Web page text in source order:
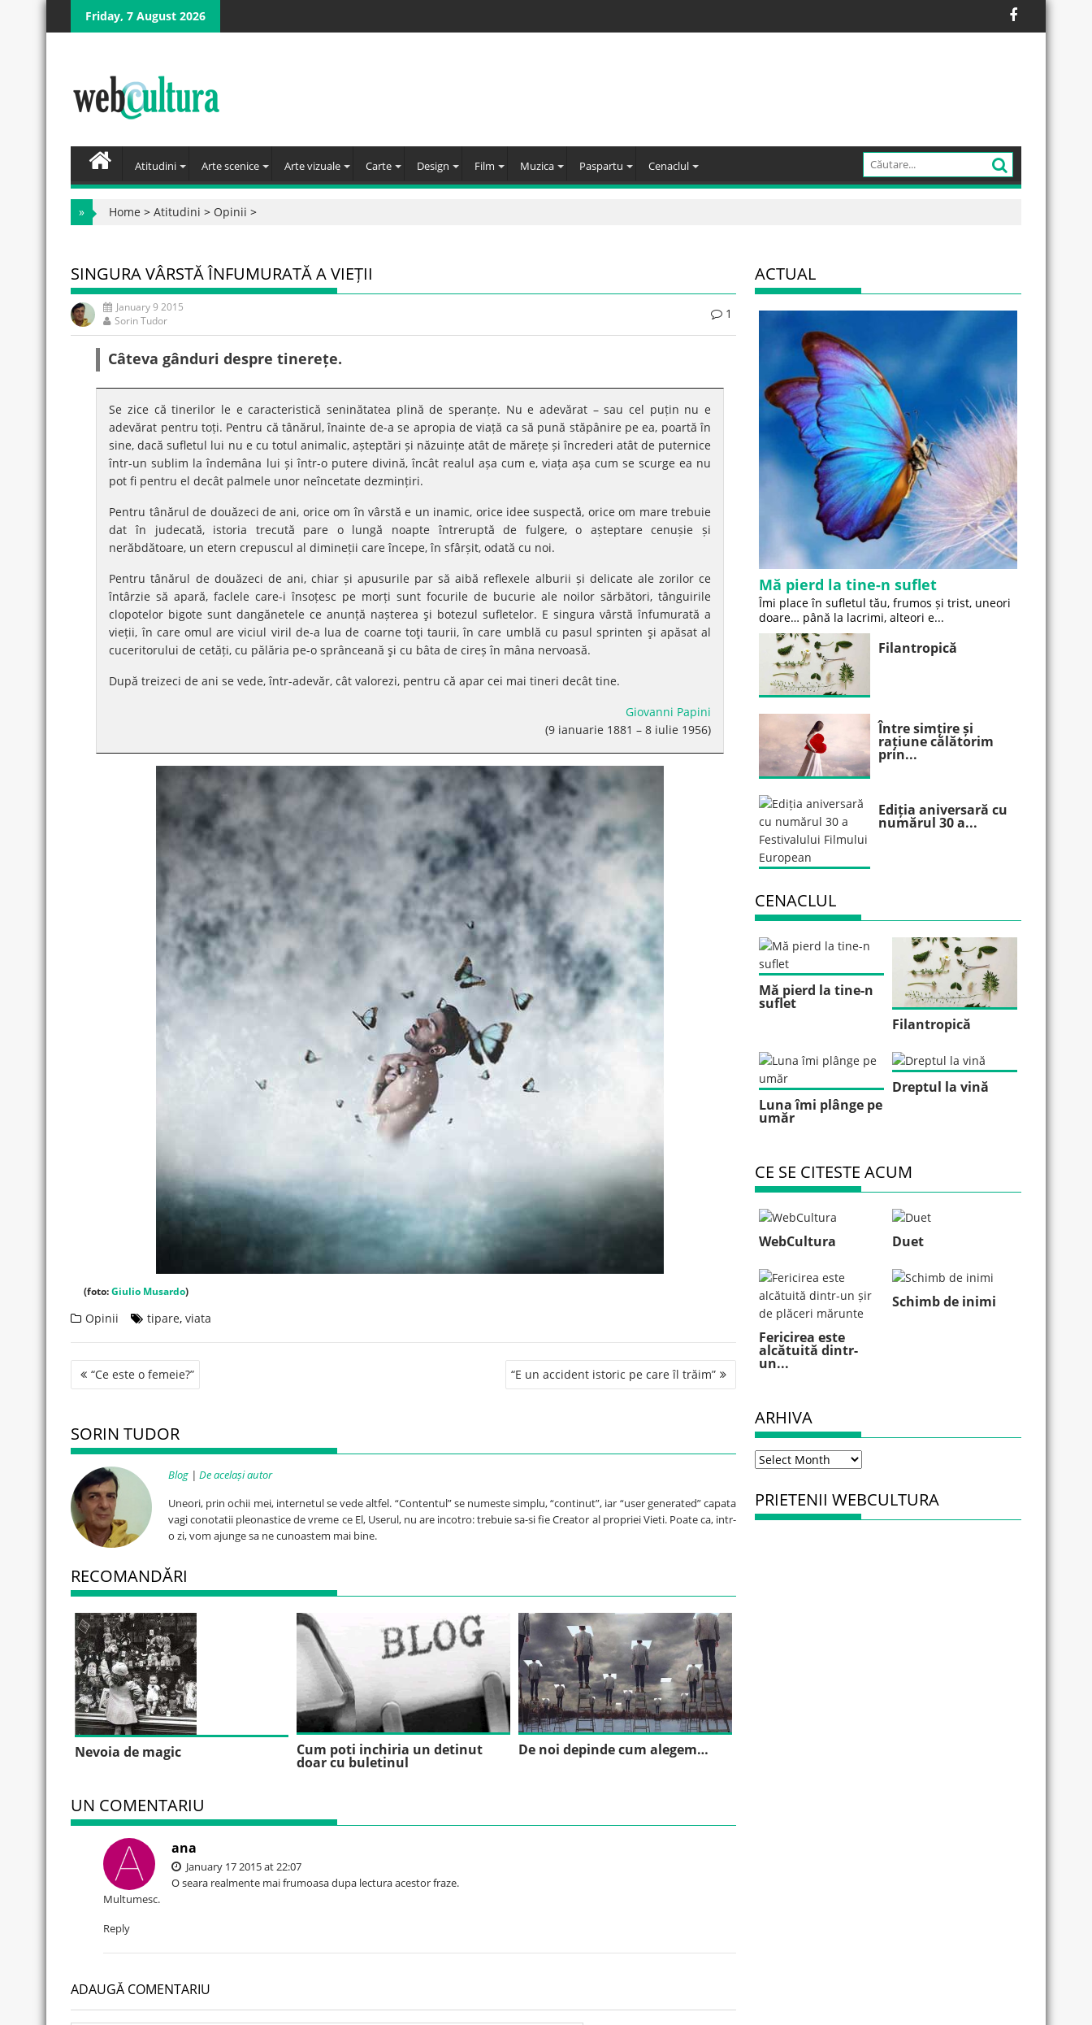
Skip
Friday, 7 August 2026
Atitudini Arte scenice Arte vizuale Carte Design Film Muzica Paspartu Cenaclul
» Home > Atitudini > Opinii >
SINGURA VÂRSTĂ ÎNFUMURATĂ A VIEȚII
January 9 2015
Sorin Tudor
1
Câteva gânduri despre tinerețe.
Se zice că tinerilor le e caracteristică seninătatea plină de speranțe. Nu e adevărat – sau cel puțin nu e
adevărat pentru toți. Pentru că tânărul, înainte de-a se apropia de viață ca să pună stăpânire pe ea, poartă în
sine, dacă sufletul lui nu e cu totul animalic, așteptări și năzuințe atât de mărețe și încrederi atât de puternice
într-un sublim la îndemâna lui și într-o putere divină, încât realul așa cum e, viața așa cum se scurge ea nu
pot fi pentru el decât palmele unor neîncetate dezmințiri.
Pentru tânărul de douăzeci de ani, orice om în vârstă e un inamic, orice idee suspectă, orice om mare trebuie
dat în judecată, istoria trecută pare o lungă noapte întreruptă de fulgere, o așteptare cenușie și
nerăbdătoare, un etern crepuscul al dimineții care începe, în sfârșit, odată cu noi.
Pentru tânărul de douăzeci de ani, chiar și apusurile par să aibă reflexele alburii și delicate ale zorilor ce
întârzie să apară, faclele care-i însoțesc pe morți sunt focurile de bucurie ale noilor sărbători, tânguirile
clopotelor bigote sunt dangănetele ce anunță nașterea şi botezul sufletelor. E singura vârstă înfumurată a
vieții, în care omul are viciul viril de-a lua de coarne toţi taurii, în care umblă cu pasul sprinten şi apăsat al
cuceritorului de cetăți, cu pălăria pe-o sprânceană şi cu bâta de cireș în mâna nervoasă.
După treizeci de ani se vede, într-adevăr, cât valorezi, pentru că apar cei mai tineri decât tine.
Giovanni Papini
(9 ianuarie 1881 – 8 iulie 1956)
(foto:Giulio Musardo)
Opinii tipare, viata
Post
navigation
“Ce este o femeie?” “E un accident istoric pe care îl trăim”
SORIN TUDOR
Blog | De același autor
Uneori, prin ochii mei, internetul se vede altfel. “Contentul” se numeste simplu, “continut”, iar “user generated” capata
vagi conotatii pleonastice de vreme ce El, Userul, nu are incotro: trebuie sa-si fie Creator al propriei Vieti. Poate ca, intr-
o zi, vom ajunge sa ne cunoastem mai bine.
RECOMANDĂRI
Nevoia de magic Cum poti inchiria un detinut
doar cu buletinul
De noi depinde cum alegem…
UN COMENTARIU
ana
January 17 2015 at 22:07
O seara realmente mai frumoasa dupa lectura acestor fraze.
Multumesc.
Reply
ADAUGĂ COMENTARIU
ACTUAL
Mă pierd la tine-n suflet
Îmi place în sufletul tău, frumos și trist, uneori
doare… până la lacrimi, alteori e...
Filantropică
Între simțire și
rațiune călătorim
prin...
Ediția aniversară cu
numărul 30 a...
CENACLUL
Mă pierd la tine-n
suflet
Filantropică
Luna îmi plânge pe
umăr
Dreptul la vină
CE SE CITESTE ACUM
WebCultura Duet
Fericirea este
alcătuită dintr-
un...
Schimb de inimi
ARHIVA
Arhiva
PRIETENII WEBCULTURA